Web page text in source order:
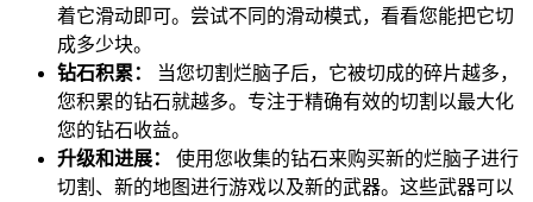
着它滑动即可。尝试不同的滑动模式，看看您能把它切
成多少块。
钻石积累：
当您切割烂脑子后，它被切成的碎片越多，
您积累的钻石就越多。专注于精确有效的切割以最大化
您的钻石收益。
升级和进展：
使用您收集的钻石来购买新的烂脑子进行
切割、新的地图进行游戏以及新的武器。这些武器可以